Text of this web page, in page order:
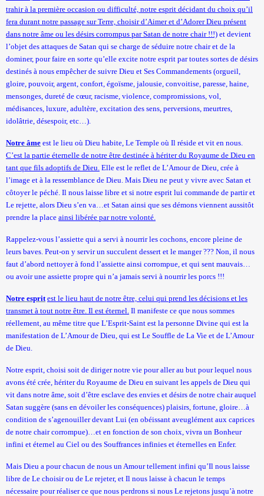
trahir à la première occasion ou difficulté, notre esprit décidant du choix qu’il
fera durant notre passage sur Terre, choisir d’Aimer et d’Adorer Dieu présent
dans notre âme ou les désirs corrompus par Satan de notre chair !!!) et devient
l’objet des attaques de Satan qui se charge de séduire notre chair et de la
dominer, pour faire en sorte qu’elle excite notre esprit par toutes sortes de désirs
destinés à nous empêcher de suivre Dieu et Ses Commandements (orgueil,
gloire, pouvoir, argent, confort, égoïsme, jalousie, convoitise, paresse, haine,
mensonges, dureté de cœur, racisme, violence, compromissions, vol,
médisances, luxure, adultère, excitation des sens, perversions, meurtres,
idolâtrie, désespoir, etc…).
Notre âme est le lieu où Dieu habite, Le Temple où Il réside et vit en nous.
C’est la partie éternelle de notre être destinée à hériter du Royaume de Dieu en
tant que fils adoptifs de Dieu. Elle est le reflet de L’Amour de Dieu, crée à
l’image et à la ressemblance de Dieu. Mais Dieu ne peut y vivre avec Satan et
côtoyer le péché. Il nous laisse libre et si notre esprit lui commande de partir et
Le rejette, alors Dieu s’en va…et Satan ainsi que ses démons viennent aussitôt
prendre la place ainsi libérée par notre volonté.
Rappelez-vous l’assiette qui a servi à nourrir les cochons, encore pleine de
leurs baves. Peut-on y servir un succulent dessert et le manger ??? Non, il nous
faut d’abord nettoyer à fond l’assiette ainsi corrompue, et qui sent mauvais…
ou avoir une assiette propre qui n’a jamais servi à nourrir les porcs !!!
Notre esprit est le lieu haut de notre être, celui qui prend les décisions et les
transmet à tout notre être. Il est éternel. Il manifeste ce que nous sommes
réellement, au même titre que L’Esprit-Saint est la personne Divine qui est la
manifestation de L’Amour de Dieu, qui est Le Souffle de La Vie et de L’Amour
de Dieu.
Notre esprit, choisi soit de diriger notre vie pour aller au but pour lequel nous
avons été crée, hériter du Royaume de Dieu en suivant les appels de Dieu qui
vit dans notre âme, soit d’être esclave des envies et désirs de notre chair auquel
Satan suggère (sans en dévoiler les conséquences) plaisirs, fortune, gloire…à
condition de s’agenouiller devant Lui (en obéissant aveuglément aux caprices
de notre chair corrompue)…et en fonction de son choix, vivra un Bonheur
infini et éternel au Ciel ou des Souffrances infinies et éternelles en Enfer.
Mais Dieu a pour chacun de nous un Amour tellement infini qu’Il nous laisse
libre de Le choisir ou de Le rejeter, et Il nous laisse à chacun le temps
nécessaire pour réaliser ce que nous perdrons si nous Le rejetons jusqu’à notre